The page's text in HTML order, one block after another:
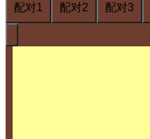
配对1
配对2 配对3